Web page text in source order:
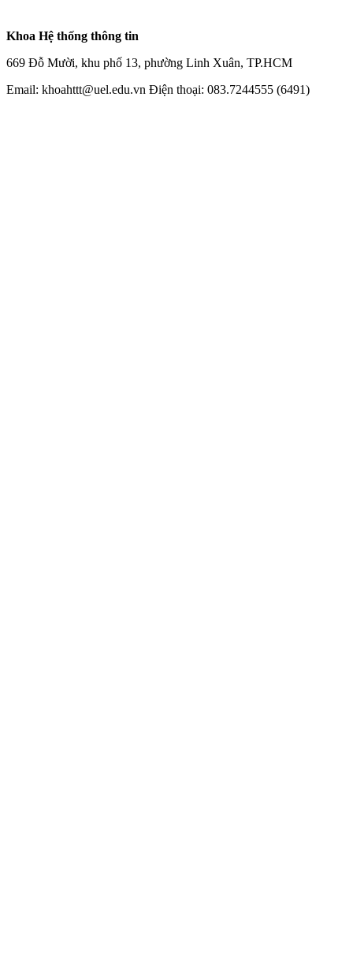
Khoa Hệ thống thông tin
669 Đỗ Mười, khu phố 13, phường Linh Xuân, TP.HCM
Email: khoahttt@uel.edu.vn Điện thoại: 083.7244555 (6491)